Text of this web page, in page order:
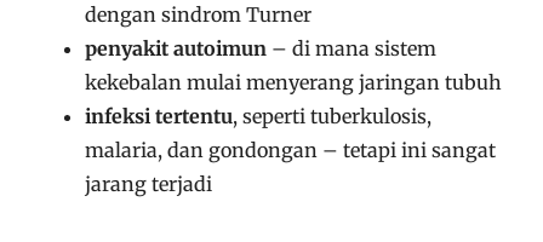
dengan sindrom Turner
penyakit autoimun – di mana sistem
kekebalan mulai menyerang jaringan tubuh
infeksi tertentu, seperti tuberkulosis,
malaria, dan gondongan – tetapi ini sangat
jarang terjadi